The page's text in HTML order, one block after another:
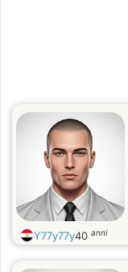
Y77y77y40 anni